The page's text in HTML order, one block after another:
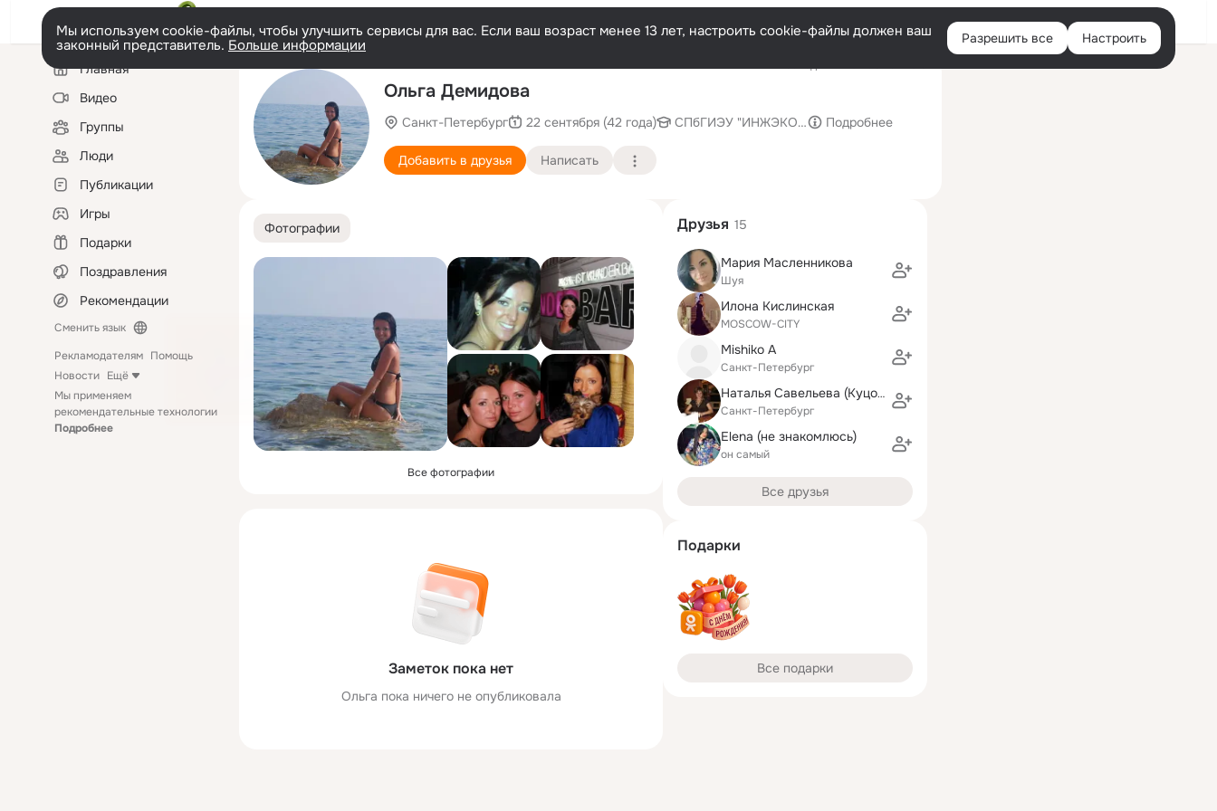
Войти
Мы используем cookie-файлы, чтобы улучшить сервисы для вас. Если ваш возраст менее 13 лет, настроить cookie-файлы должен ваш
законный представитель. Больше информации Разрешить все Настроить
Левая
колонкаГлавная
Видео
Группы
Люди
Публикации
Игры
Подарки
Поздравления
Рекомендации
Сменить язык
Рекламодателям Помощь
Новости Ещё
Мы применяем
рекомендательные технологии
Подробнее
Ольга Демидова
Санкт-Петербург 22 сентября (42 года) СПбГИЭУ "ИНЖЭКОН", Санкт-Петербургский государственный инженерно-
Подробнее
Добавить в друзья Написать
Фотографии
Все фотографии
Заметок пока нет
Ольга пока ничего не опубликовала
Друзья 15
Мария Масленникова
Шуя
Илона Кислинская
MOSCOW-CITY
Mishiko A
Санкт-Петербург
Наталья Савельева (Куцова)
Санкт-Петербург
Elena (не знакомлюсь)
он самый
Все друзья
Подарки
Все подарки